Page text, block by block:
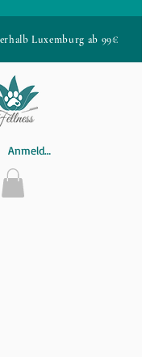
Luxemburg ab 99€
Anmelden